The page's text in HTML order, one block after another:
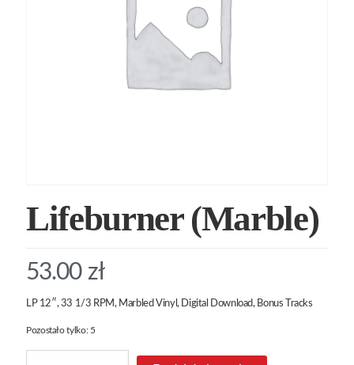
Lifeburner (Marble)
53.00 zł
LP 12″, 33 1/3 RPM, Marbled Vinyl, Digital Download, Bonus Tracks
Pozostało tylko: 5